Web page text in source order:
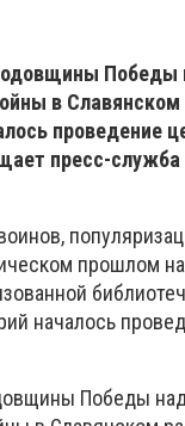
Победы
в Славянском
проведение
пресс-служба
прошлом
началось
Победы